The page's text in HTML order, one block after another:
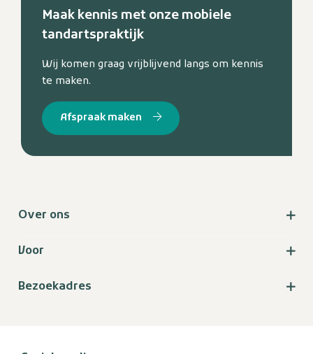
Maak kennis met onze mobiele
tandartspraktijk
Wij komen graag vrijblijvend langs om kennis
te maken.
Afspraak maken
Over ons
Voor
Bezoekadres